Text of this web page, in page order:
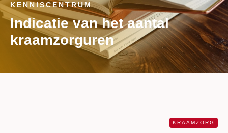
KENNISCENTRUM
Indicatie van het aantal
kraamzorguren
KRAAMZORG